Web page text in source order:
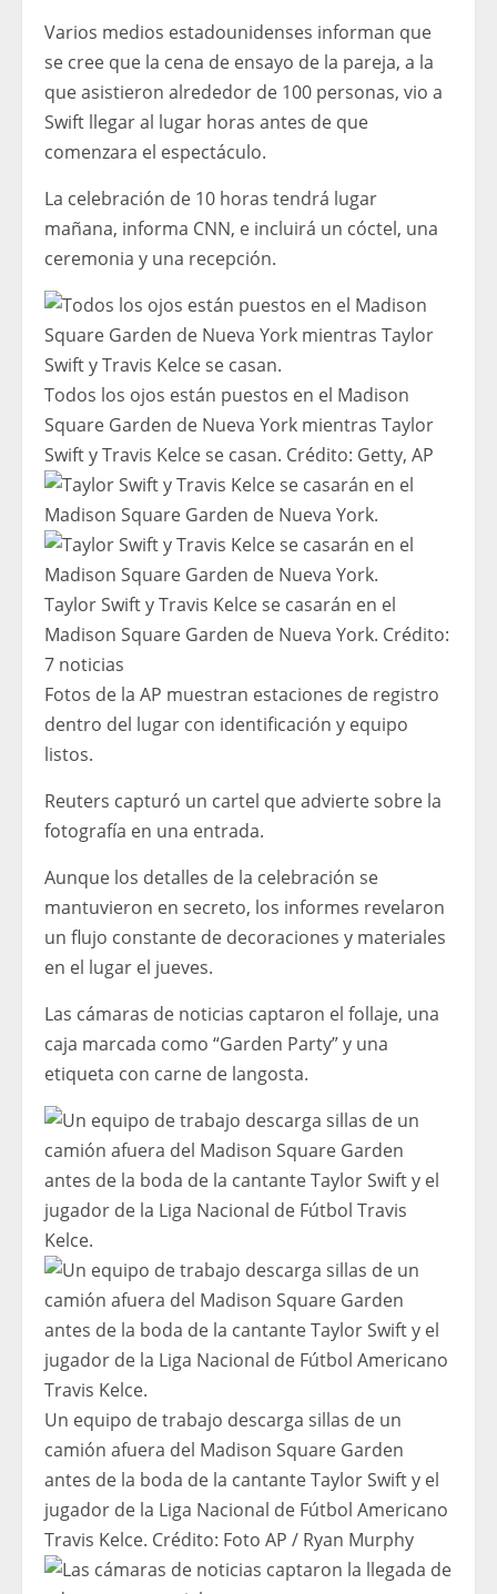
Varios medios estadounidenses informan que
se cree que la cena de ensayo de la pareja, a la
que asistieron alrededor de 100 personas, vio a
Swift llegar al lugar horas antes de que
comenzara el espectáculo.
La celebración de 10 horas tendrá lugar
mañana, informa CNN, e incluirá un cóctel, una
ceremonia y una recepción.
Todos los ojos están puestos en el Madison
Square Garden de Nueva York mientras Taylor
Swift y Travis Kelce se casan. Crédito: Getty, AP
Taylor Swift y Travis Kelce se casarán en el
Madison Square Garden de Nueva York. Crédito:
7 noticias
Fotos de la AP muestran estaciones de registro
dentro del lugar con identificación y equipo
listos.
Reuters capturó un cartel que advierte sobre la
fotografía en una entrada.
Aunque los detalles de la celebración se
mantuvieron en secreto, los informes revelaron
un flujo constante de decoraciones y materiales
en el lugar el jueves.
Las cámaras de noticias captaron el follaje, una
caja marcada como “Garden Party” y una
etiqueta con carne de langosta.
Un equipo de trabajo descarga sillas de un
camión afuera del Madison Square Garden
antes de la boda de la cantante Taylor Swift y el
jugador de la Liga Nacional de Fútbol Americano
Travis Kelce. Crédito: Foto AP / Ryan Murphy